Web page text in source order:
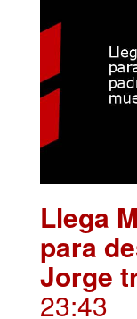
Llega
para
Jorge
23:43